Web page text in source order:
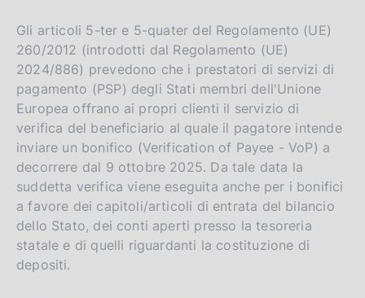
Gli articoli 5-ter e 5-quater del Regolamento (UE)
260/2012 (introdotti dal Regolamento (UE)
2024/886) prevedono che i prestatori di servizi di
pagamento (PSP) degli Stati membri dell'Unione
Europea offrano ai propri clienti il servizio di
verifica del beneficiario al quale il pagatore intende
inviare un bonifico (Verification of Payee - VoP) a
decorrere dal 9 ottobre 2025. Da tale data la
suddetta verifica viene eseguita anche per i bonifici
a favore dei capitoli/articoli di entrata del bilancio
dello Stato, dei conti aperti presso la tesoreria
statale e di quelli riguardanti la costituzione di
depositi.